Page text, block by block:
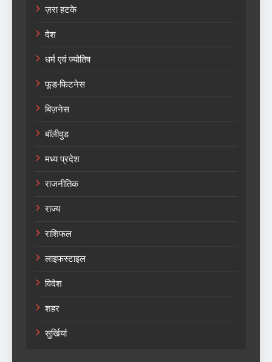
ज़रा हटके
देश
धर्म एवं ज्योतिष
फूड-फिटनेस
बिज़नेस
बॉलीवुड
मध्य प्रदेश
राजनीतिक
राज्य
राशिफल
लाइफस्टाइल
विदेश
शहर
सुर्खियां